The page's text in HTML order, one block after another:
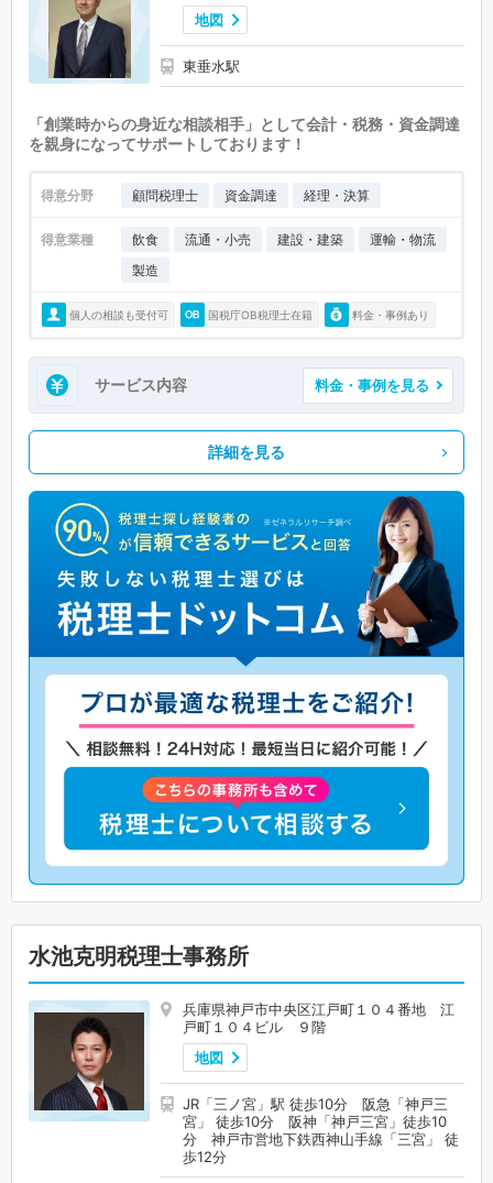
地図
東垂水駅
「創業時からの身近な相談相手」として会計・税務・資金調達
を親身になってサポートしております！
得意分野 顧問税理士 資金調達 経理・決算
得意業種 飲食 流通・小売 建設・建築
運輸・物流
製造
個人の相談も受付可 国税庁OB税理士在籍 料金・事例あり
サービス内容 料金・事例を見る
詳細を見る
水池克明税理士事務所
兵庫県神戸市中央区江戸町１０４番地 江
戸町１０４ビル ９階
地図
JR「三ノ宮」駅 徒歩10分 阪急「神戸三
宮」 徒歩10分 阪神「神戸三宮」徒歩10
分 神戸市営地下鉄西神山手線「三宮」 徒
歩12分